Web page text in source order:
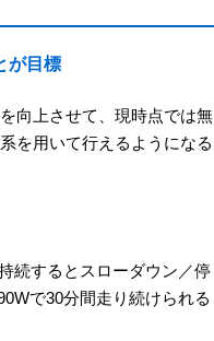
が目標
向上させて、現時点では無
を用いて行えるようになる
続するとスローダウン／停
で30分間走り続けられる